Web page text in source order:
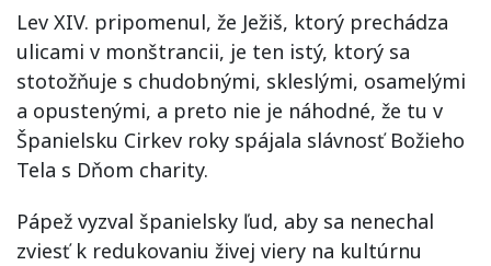
Lev XIV. pripomenul, že Ježiš, ktorý prechádza
ulicami v monštrancii, je ten istý, ktorý sa
stotožňuje s chudobnými, skleslými, osamelými
a opustenými, a preto nie je náhodné, že tu v
Španielsku Cirkev roky spájala slávnosť Božieho
Tela s Dňom charity.
Pápež vyzval španielsky ľud, aby sa nenechal
zviesť k redukovaniu živej viery na kultúrnu